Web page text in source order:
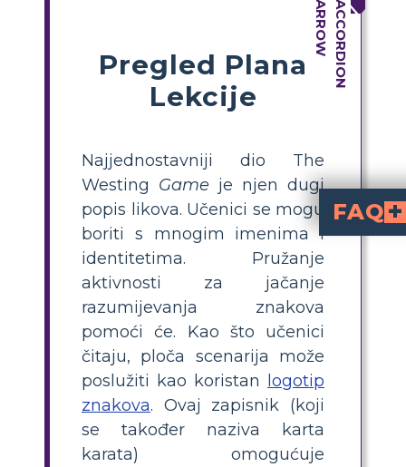
Pregled Plana
Lekcije
Najjednostavniji dio The
Westing Game je njen dugi
popis likova. Učenici se mogu
boriti s mnogim imenima i
identitetima. Pružanje
aktivnosti za jačanje
razumijevanja znakova
pomoći će. Kao što učenici
čitaju, ploča scenarija može
poslužiti kao koristan
logotip
znakova. Ovaj zapisnik (koji
se također naziva karta
karata) omogućuje
FAQ